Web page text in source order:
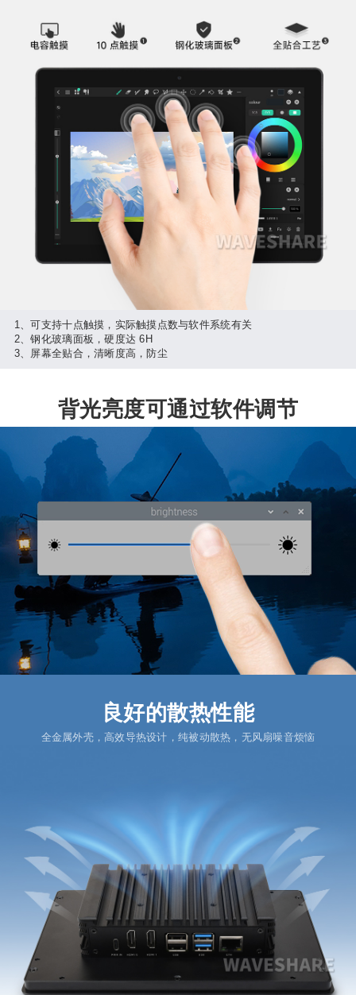
1、可支持十点触摸，实际触摸点数与软件系统有关
2、钢化玻璃面板，硬度达 6H
3、屏幕全贴合，清晰度高，防尘
背光亮度可通过软件调节
良好的散热性能
全金属外壳，高效导热设计，纯被动散热，无风扇噪音烦恼